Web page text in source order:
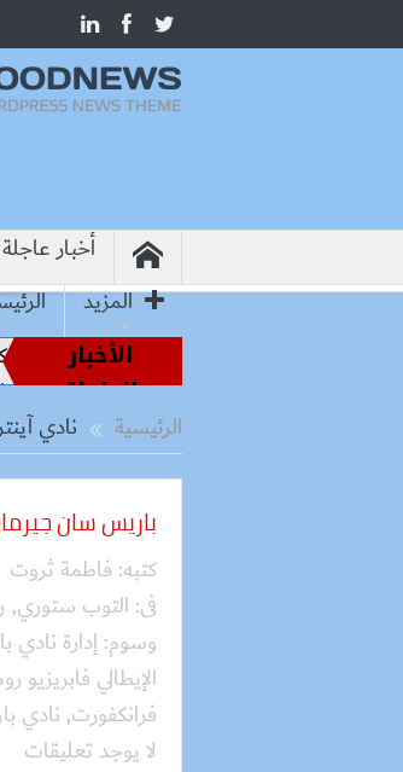
أخبار عاجلة
المزيد
الأخبار
العاجلة
من أساطير الملاعب إلى قيادة الفراعنة..
«تكافؤ الفرص» بأسوان تكثف فعالياتها
الرئيسية نادي
باريس سان
كتبه: فاطمة ثروت
فى: التوب ستوري,
وسوم: إدارة
الإيطالي فابريزيو
فرانكفورت, نادي
لا يوجد تعليقات